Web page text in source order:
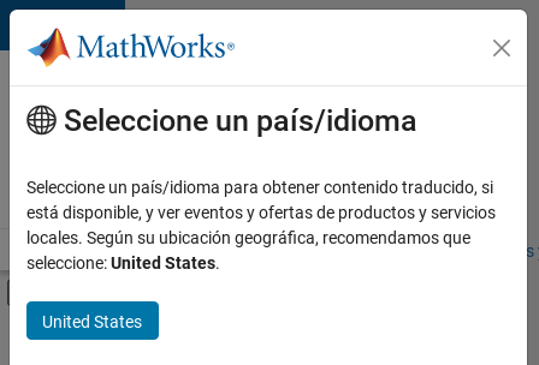
Saltar al contenido
Ofertas
de
empleo
MathWorks
Visión general Búsqueda de empleo Oficinas locales
Contenido principal
FILTRADO POR
Seleccione un país/idioma
Seleccione un país/idioma para obtener contenido traducido, si
está disponible, y ver eventos y ofertas de productos y servicios
locales. Según su ubicación geográfica, recomendamos que
seleccione:United States.
United States